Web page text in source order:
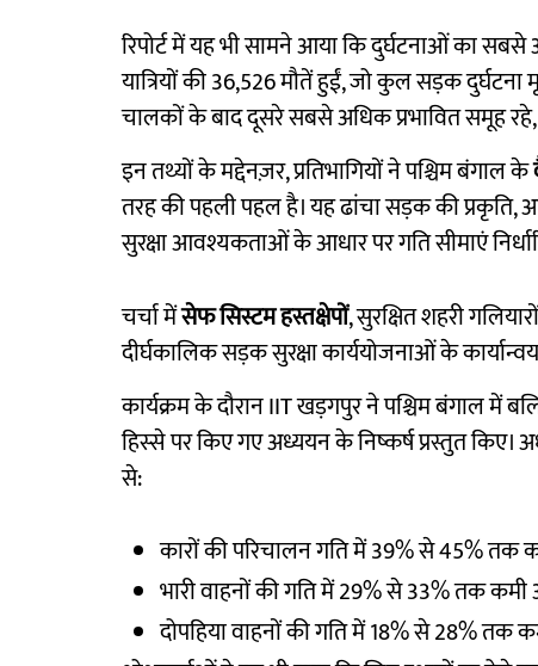
रिपोर्ट में यह भी सामने आया कि दुर्घटनाओं का
यात्रियों की 36,526 मौतें हुईं, जो कुल सड़क दुर्घटना
चालकों के बाद दूसरे सबसे अधिक प्रभावित समूह रहे,
इन तथ्यों के मद्देनज़र, प्रतिभागियों ने पश्चिम बंगाल के
तरह की पहली पहल है। यह ढांचा सड़क की
सुरक्षा आवश्यकताओं के आधार पर गति सीमाएं
चर्चा मेंसेफ सिस्टम हस्तक्षेपों, सुरक्षित शहरी
दीर्घकालिक सड़क सुरक्षा कार्ययोजनाओं के
कार्यक्रम के दौरान IIT खड़गपुर ने पश्चिम बंगाल में
हिस्से पर किए गए अध्ययन के निष्कर्ष प्रस्तुत किए।
से:
कारों की परिचालन गति में 39% से 45% तक
भारी वाहनों की गति में 29% से 33% तक
दोपहिया वाहनों की गति में 18% से 28% तक